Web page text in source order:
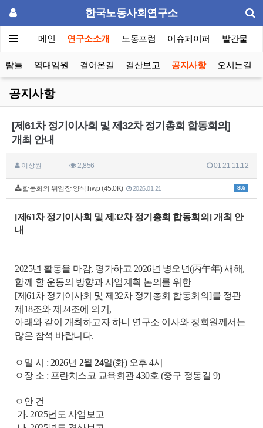
한국노동사회연구소
메인 연구소소개 노동포럼 이슈페이퍼 발간물
람들 역대임원 걸어온길 결산보고 공지사항 오시는길
공지사항
[제61차 정기이사회 및 제32차 정기총회 합동회의]
개최 안내
이상원 2,856 01.21 11:12
855
합동회의 위임장 양식.hwp (45.0K) 2026.01.21
[제61차 정기이사회 및 제32차 정기총회 합동회의] 개최 안
내
2025년 활동을 마감, 평가하고 2026년 병오년(丙午年) 새해,
함께 할 운동의 방향과 사업계획 논의를 위한
[제61차 정기이사회 및 제32차 정기총회 합동회의]를 정관
제18조와 제24조에 의거,
아래와 같이 개최하고자 하니 연구소 이사와 정회원께서는
많은 참석 바랍니다.
ㅇ일 시 : 2026년 2월 24일(화) 오후 4시
ㅇ장 소 : 프란치스코 교육회관 430호 (중구 정동길 9)
ㅇ안 건
가. 2025년도 사업보고